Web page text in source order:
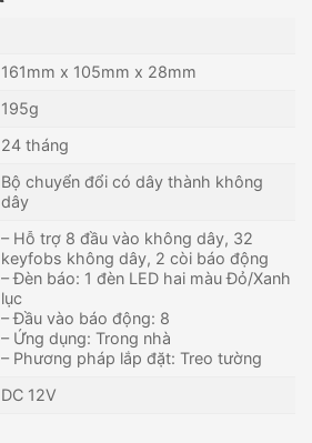
161mm x 105mm x 28mm
195g
24 tháng
Bộ chuyển đổi có dây thành không
dây
– Hỗ trợ 8 đầu vào không dây, 32
keyfobs không dây, 2 còi báo động
– Đèn báo: 1 đèn LED hai màu Đỏ/Xanh
lục
– Đầu vào báo động: 8
– Ứng dụng: Trong nhà
– Phương pháp lắp đặt: Treo tường
DC 12V